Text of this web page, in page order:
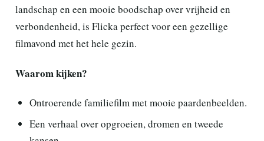
landschap en een mooie boodschap over vrijheid en
verbondenheid, is Flicka perfect voor een gezellige
filmavond met het hele gezin.
Waarom kijken?
Ontroerende familiefilm met mooie paardenbeelden.
Een verhaal over opgroeien, dromen en tweede